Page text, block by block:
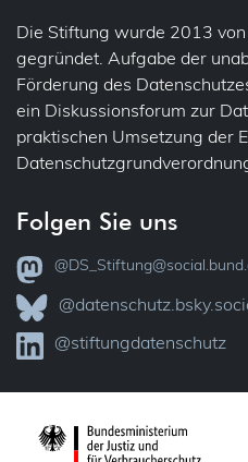
Die Stiftung wurde 2013
gegründet. Aufgabe der
Förderung des
ein Diskussionsforum zur
praktischen Umsetzung der
Folgen Sie uns
@stiftungdatenschutz